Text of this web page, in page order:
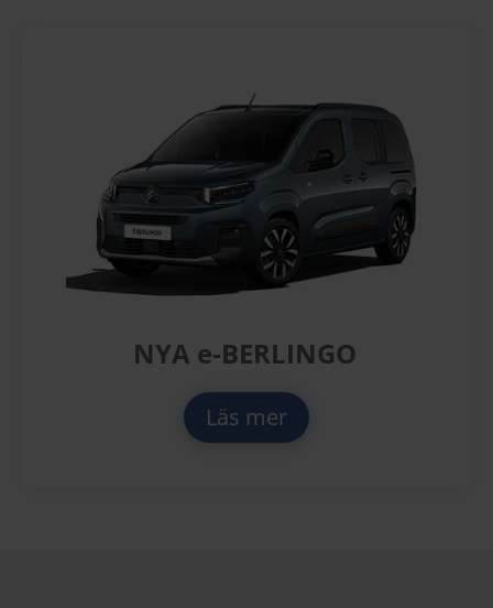
NYA e-BERLINGO
Läs mer